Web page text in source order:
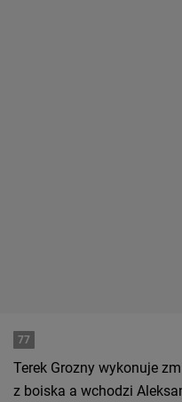
77
Terek Grozny wykonuje
z boiska a wchodzi